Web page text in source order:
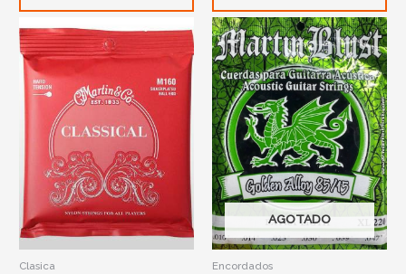
Clasica
AGOTADO
Encordados